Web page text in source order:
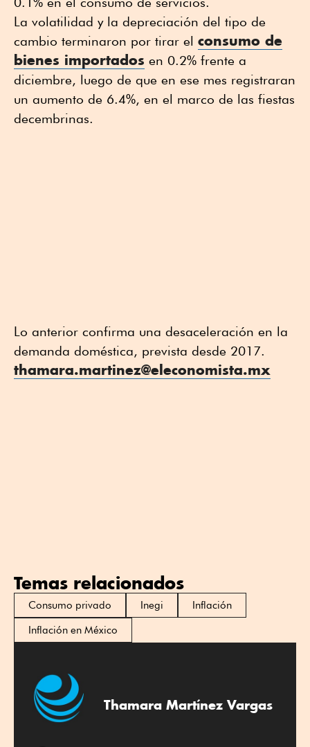
La volatilidad y la depreciación del tipo de
cambio terminaron por tirar el consumo de
bienes importados en 0.2% frente a
diciembre, luego de que en ese mes registraran
un aumento de 6.4%, en el marco de las fiestas
decembrinas.
Lo anterior confirma una desaceleración en la
demanda doméstica, prevista desde 2017.
thamara.martinez@eleconomista.mx
Temas relacionados
Consumo privado Inegi
Inflación
Inflación en México
Thamara Martínez Vargas